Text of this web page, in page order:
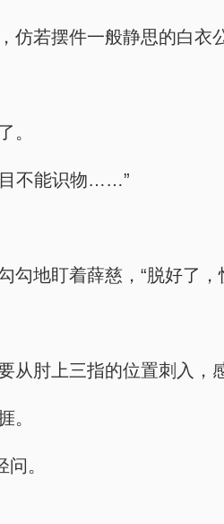
若摆件一般静思的白衣
。
目不能识物……”
勾地盯着薛慈，“脱好了，
肘上三指的位置刺入，
。
。